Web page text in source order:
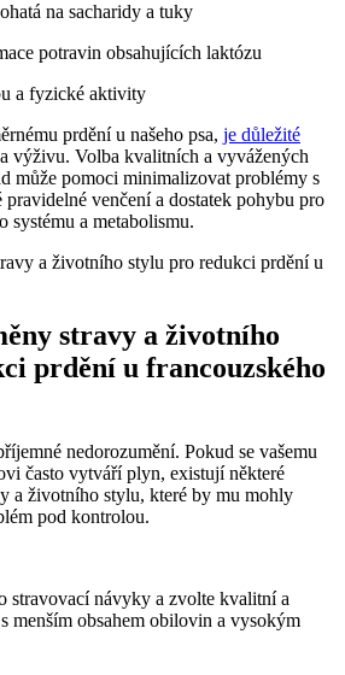
na sacharidy a tuky
potravin obsahujících laktózu
a fyzické aktivity
prdění u našeho psa, je důležité
a výživu. Volba kvalitních a vyvážených
může pomoci minimalizovat problémy s
venčení a dostatek pohybu pro
systému a metabolismu.
stravy a životního
prdění u francouzského
nedorozumění. Pokud se vašemu
často vytváří plyn, existují některé
a životního stylu, které by mu mohly
pod kontrolou.
stravovací návyky a zvolte kvalitní a
menším obsahem obilovin a vysokým